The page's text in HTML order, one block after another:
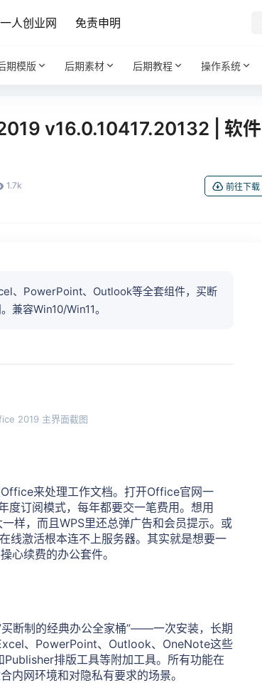
一人创业网 免责申明
期模版 后期素材 后期教程 操作系统
v16.0.10417.20132 | 软件
1.7k 前往下载
、PowerPoint、Outlook等全套组件，买断
兼容Win10/Win11。
2019 主界面截图
来处理工作文档。打开Office官网一
订阅模式，每年都要交一笔费用。想用
样，而且WPS里还总弹广告和会员提示。或
线激活根本连不上服务器。其实就是想要一
心续费的办公套件。
断制的经典办公全家桶”——一次安装，长期
、PowerPoint、Outlook、OneNote这些
排版工具等附加工具。所有功能在
内网环境和对隐私有要求的场景。